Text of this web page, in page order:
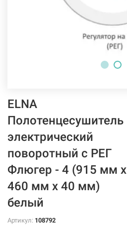
ELNA
Полотенцесушитель
электрический
поворотный с РЕГ
Флюгер - 4 (915 мм х
460 мм х 40 мм)
белый
Артикул: 108792